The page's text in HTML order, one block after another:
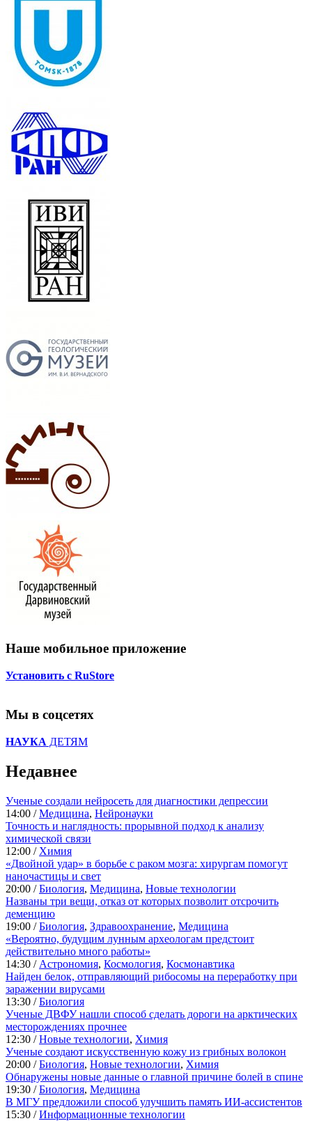
Наше мобильное приложение
Установить с RuStore
Мы в соцсетях
НАУКА ДЕТЯМ
Недавнее
Ученые создали нейросеть для диагностики депрессии
14:00 /Медицина, Нейронауки
Точность и наглядность: прорывной подход к анализу
химической связи
12:00 / Химия
«Двойной удар» в борьбе с раком мозга: хирургам помогут
наночастицы и свет
20:00 /Биология, Медицина, Новые технологии
Названы три вещи, отказ от которых позволит отсрочить
деменцию
19:00 /Биология, Здравоохранение, Медицина
«Вероятно, будущим лунным археологам предстоит
действительно много работы»
14:30 / Астрономия, Космология, Космонавтика
Найден белок, отправляющий рибосомы на переработку при
заражении вирусами
13:30 /Биология
Ученые ДВФУ нашли способ сделать дороги на арктических
месторождениях прочнее
12:30 /Новые технологии, Химия
Ученые создают искусственную кожу из грибных волокон
20:00 /Биология, Новые технологии, Химия
Обнаружены новые данные о главной причине болей в спине
19:30 /Биология, Медицина
В МГУ предложили способ улучшить память ИИ-ассистентов
15:30 /Информационные технологии